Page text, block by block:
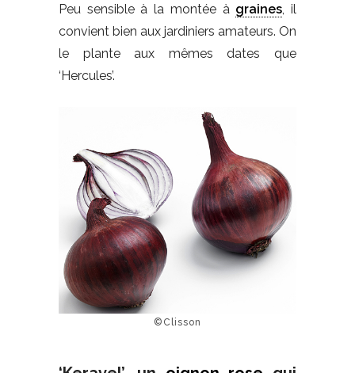
Peu sensible à la montée à graines , il
convient bien aux jardiniers amateurs. On
le plante aux mêmes dates que
‘Hercules’.
©Clisson